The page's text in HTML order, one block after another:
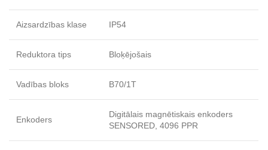
Aizsardzības klase IP54
Reduktora tips Bloķējošais
Vadības bloks B70/1T
Enkoders
Digitālais magnētiskais enkoders
SENSORED, 4096 PPR